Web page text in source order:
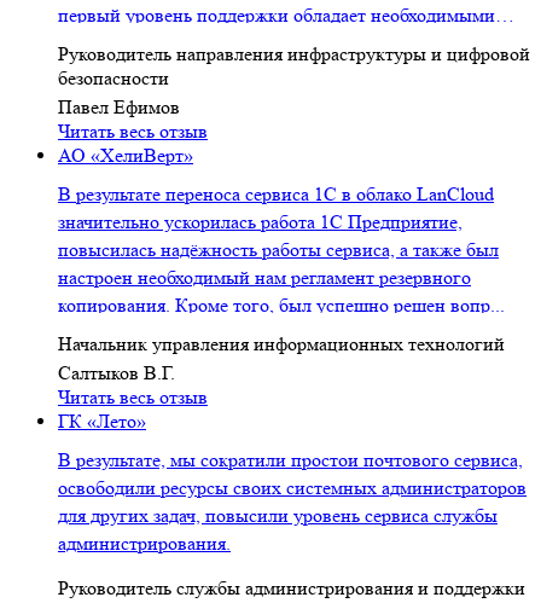
первый уровень поддержки обладает необходимыми
компетен...
Руководитель направления инфраструктуры и цифровой
безопасности
Павел Ефимов
Читать весь отзыв
АО «ХелиВерт»
В результате переноса сервиса 1С в облако LanCloud
значительно ускорилась работа 1С Предприятие,
повысилась надёжность работы сервиса, а также был
настроен необходимый нам регламент резервного
копирования. Кроме того, был успешно решен вопр...
Начальник управления информационных технологий
Салтыков В.Г.
Читать весь отзыв
ГК «Лето»
В результате, мы сократили простои почтового сервиса,
освободили ресурсы своих системных администраторов
для других задач, повысили уровень сервиса службы
администрирования.
Руководитель службы администрирования и поддержки